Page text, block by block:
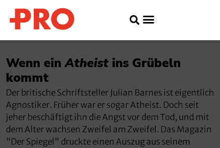
Wenn einAtheist ins Grübeln
kommt
Der britische Schriftsteller Julian Barnes ist eigentlich
Agnostiker. Früher war er sogar Atheist. Doch seit
jeher beschäftigt ihn die Angst vor dem Tod, und mit
dem Alter wachsen Zweifel am Zweifel. Das Magazin
"Der Spiegel" druckte einen Auszug aus seinem